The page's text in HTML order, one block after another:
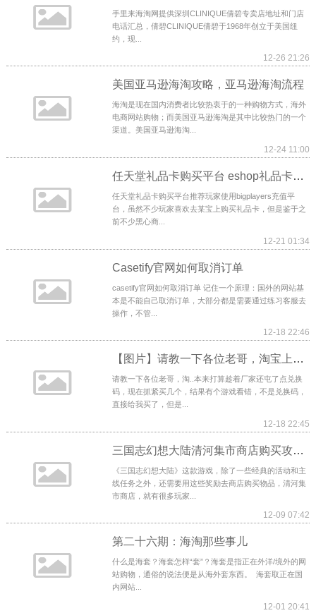
手里来海淘网提供深圳CLINIQUE倩碧专卖店地址和门店
电话汇总，倩碧CLINIQUE倩碧于1968年创立于美国纽
约，现...
12-26 21:26
美国亚马逊海淘攻略，亚马逊海淘流程
海淘是现在国内消费者比较热衷于的一种购物方式，海外
电商网站购物；而美国亚马逊海淘是其中比较热门的一个
渠道。美国亚马逊海淘...
12-24 11:00
任天堂礼品卡购买平台 eshop礼品卡购买兑换攻略
任天堂礼品卡购买平台推荐玩家使用bigplayers充值平
台，虽然不少玩家喜欢去某宝上购买礼品卡，但是鉴于之
前不少黑心商...
12-21 01:34
Casetify官网如何取消订单
casetify官网如何取消订单 记住一个原理：国外的网站基
本是不能自己取消订单，大部分都是需要通过练习客服去
操作，不管...
12-18 22:46
【图片】请教一下各位老哥，淘宝上所谓家庭赠送【xbox吧】
请教一下各位老哥，淘..本来打算趁着厂家还屯了点兑换
码，现在抓紧买几个，结果有个游戏看错，不是兑换码，
直接给我买了，但是...
12-18 22:45
三国志幻想大陆清河集市商店购买攻略 清河集市商店购买攻略介绍
《三国志幻想大陆》这款游戏，除了一些经典的活动和主
线任务之外，还需要用这些奖励去商店购买物品，清河集
市商店，就有很多玩家...
12-09 07:42
第二十六期：海淘那些事儿
什么是海套？海套怎样“套”？海套是指正在外洋/境外的网
站购物，通俗的说法便是从海外套东西。 海套取正在国
内网站...
12-01 20:41